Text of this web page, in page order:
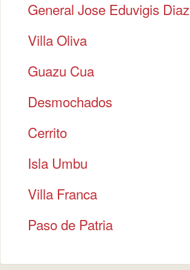
General Jose Eduvigis Diaz
Villa Oliva
Guazu Cua
Desmochados
Cerrito
Isla Umbu
Villa Franca
Paso de Patria